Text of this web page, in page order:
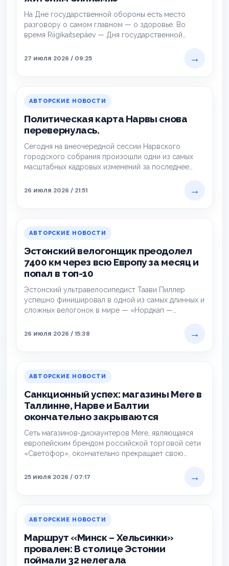
На Дне государственной обороны есть место
разговору о самом главном — о здоровье. Во
время Riigikaitsepäev — Дня государственной
27 июля 2026 / 09:25
→
АВТОРСКИЕ НОВОСТИ
Политическая карта Нарвы снова
перевернулась.
Сегодня на внеочередной сессии Нарвского
городского собрания произошли одни из самых
масштабных кадровых изменений за последнее
26 июля 2026 / 21:51
→
АВТОРСКИЕ НОВОСТИ
Эстонский велогонщик преодолел
7400 км через всю Европу за месяц и
попал в топ-10
Эстонский ультравелосипедист Таави Пиллер
успешно финишировал в одной из самых длинных и
сложных велогонок в мире — «Нордкап —
26 июля 2026 / 15:38
→
АВТОРСКИЕ НОВОСТИ
Санкционный успех: магазины Mere в
Таллинне, Нарве и Балтии
окончательно закрываются
Сеть магазинов-дискаунтеров Mere, являющаяся
европейским брендом российской торговой сети
«Светофор», окончательно прекращает свою
закрытия…
25 июля 2026 / 07:17 →
АВТОРСКИЕ НОВОСТИ
Маршрут «Минск – Хельсинки»
провален: В столице Эстонии
поймали 32 нелегала